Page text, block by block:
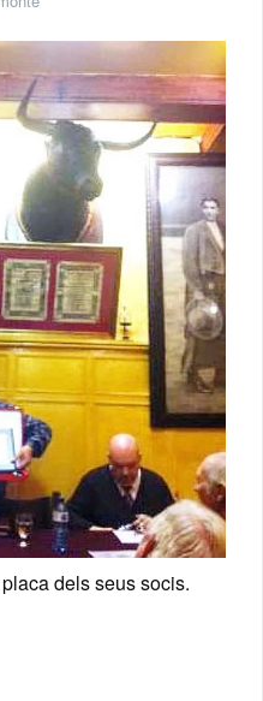
dels seus socis.